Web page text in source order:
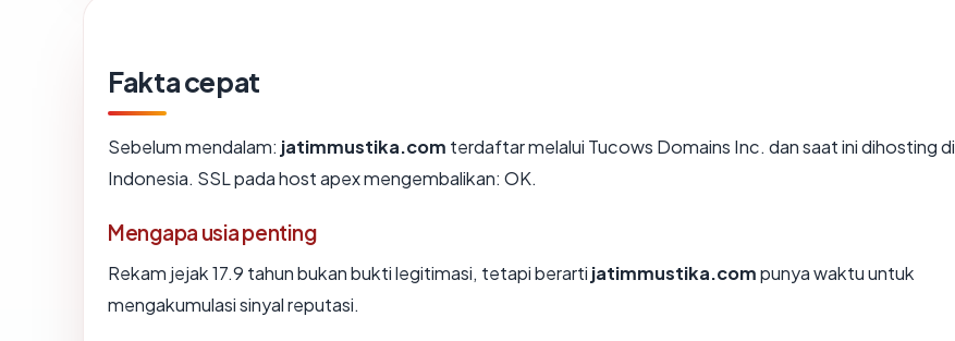
Fakta cepat
Sebelum mendalam: jatimmustika.com terdaftar melalui Tucows Domains Inc. dan saat ini dihosting di
Indonesia. SSL pada host apex mengembalikan: OK.
Mengapa usia penting
Rekam jejak 17.9 tahun bukan bukti legitimasi, tetapi berarti jatimmustika.compunya waktu untuk
mengakumulasi sinyal reputasi.